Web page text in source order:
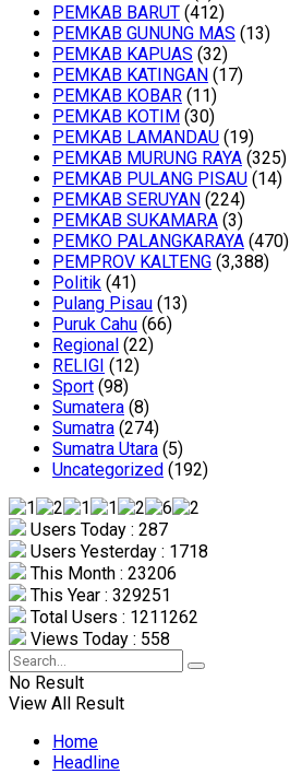
PEMKAB BARUT (412)
PEMKAB GUNUNG MAS (13)
PEMKAB KAPUAS (32)
PEMKAB KATINGAN (17)
PEMKAB KOBAR (11)
PEMKAB KOTIM (30)
PEMKAB LAMANDAU (19)
PEMKAB MURUNG RAYA (325)
PEMKAB PULANG PISAU (14)
PEMKAB SERUYAN (224)
PEMKAB SUKAMARA (3)
PEMKO PALANGKARAYA (470)
PEMPROV KALTENG (3,388)
Politik (41)
Pulang Pisau (13)
Puruk Cahu (66)
Regional (22)
RELIGI (12)
Sport (98)
Sumatera (8)
Sumatra (274)
Sumatra Utara (5)
Uncategorized (192)
Users Today : 287
Users Yesterday : 1718
This Month : 23206
This Year : 329251
Total Users : 1211262
Views Today : 558
No Result
View All Result
Home
Headline